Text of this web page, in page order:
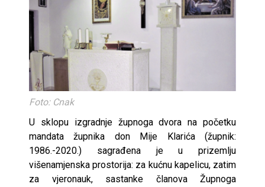
Foto: Cnak
U sklopu izgradnje župnoga dvora na početku
mandata župnika don Mije Klarića (župnik:
1986.-2020.) sagrađena je u prizemlju
višenamjenska prostorija: za kućnu kapelicu, zatim
za vjeronauk, sastanke članova Župnoga